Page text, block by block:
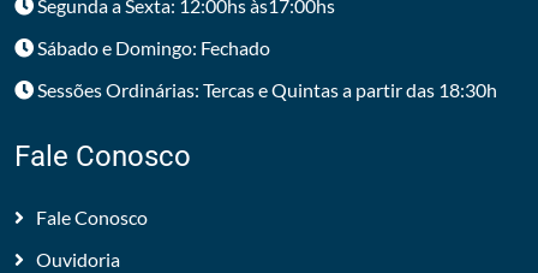
Segunda a Sexta: 12:00hs às17:00hs
Sábado e Domingo: Fechado
Sessões Ordinárias: Tercas e Quintas a partir das 18:30h
Fale Conosco
Fale Conosco
Ouvidoria